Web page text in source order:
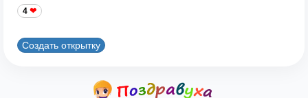
4
Создать открытку